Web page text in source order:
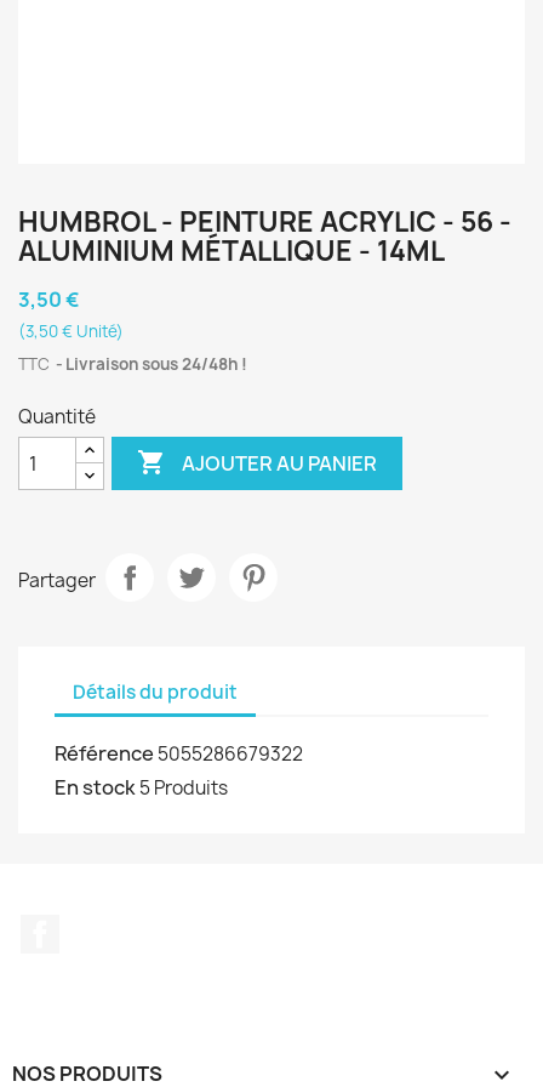
HUMBROL - PEINTURE ACRYLIC - 56 -
ALUMINIUM MÉTALLIQUE - 14ML
3,50 €
(3,50 € Unité)
TTC
Livraison sous 24/48h !
Quantité
 AJOUTER AU PANIER
Partager
Détails du produit
Référence 5055286679322
En stock5 Produits
NOS PRODUITS 